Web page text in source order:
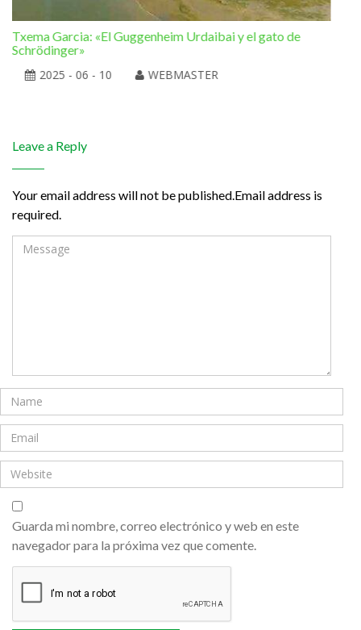
Txema Garcia: «El Guggenheim Urdaibai y el gato de
Schrödinger»
2025 - 06 - 10
WEBMASTER
Leave a Reply
Your email address will not be published.Email address is
required.
Guarda mi nombre, correo electrónico y web en este
navegador para la próxima vez que comente.